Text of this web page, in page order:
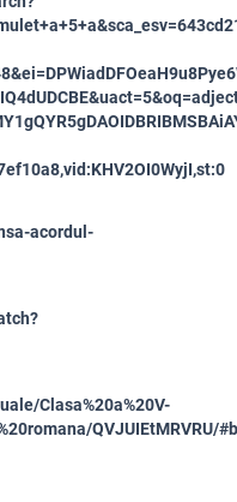
acordul-
Clasa%20a%20V-
QVJUIEtMRVRU/